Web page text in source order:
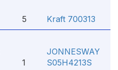
5 Kraft 700313
1
JONNESWAY
S05H4213S